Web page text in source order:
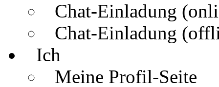
Chat-Einladung
Chat-Einladung
Ich
Meine Profil-Seite